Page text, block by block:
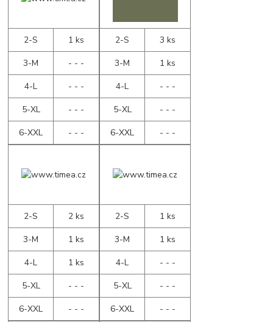
2-S
1 ks
3-M
- - -
4-L
- - -
5-XL
- - -
6-XXL
- - -
2-S
3 ks
3-M
1 ks
4-L
- - -
5-XL
- - -
6-XXL
- - -
2-S
2 ks
3-M
1 ks
4-L
1 ks
5-XL
- - -
6-XXL
- - -
2-S
1 ks
3-M
1 ks
4-L
- - -
5-XL
- - -
6-XXL
- - -